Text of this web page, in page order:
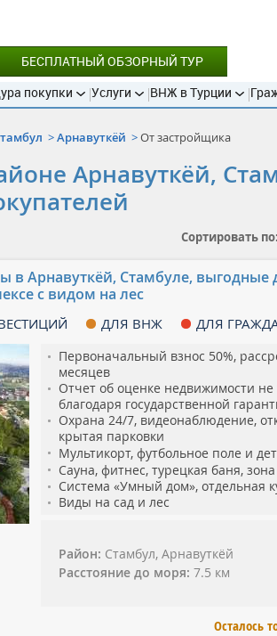
БЕСПЛАТНЫЙ ОБЗОРНЫЙ ТУР
покупки Услуги ВНЖ в Турции
Арнавуткёй От застройщика
Арнавуткёй,
Сортировать по:
в Арнавуткёй, Стамбуле, выгодные
с видом на лес
ДЛЯ ВНЖ ДЛЯ
Первоначальный взнос 50%,
месяцев
Отчет об оценке недвижимости не
благодаря государственной
Охрана 24/7, видеонаблюдение,
крытая парковки
Мультикорт, футбольное поле и д
Сауна, фитнес, турецкая баня, з
Системa «Умный дом», отдельная
Виды на сад и лес
Район Стамбул, Арнавуткёй
Расстояние до моря 7.5 км
Осталось